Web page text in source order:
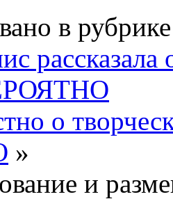
в
рассказала
о
»
и